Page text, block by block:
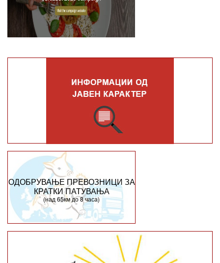
ОДОБРУВАЊЕ ПРЕВОЗНИЦИ ЗА
КРАТКИ ПАТУВАЊА
(над 65км до 8 часа)